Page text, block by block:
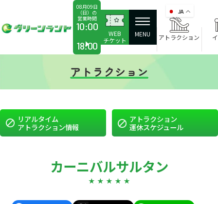
08月09日
（日）の
営業時間
10:00か
ら
18:00
WEB
チケット
MENU アトラクション
アトラクション
リアルタイム
アトラクション情報
アトラクション
運休スケジュール
カーニバルサルタン
JA